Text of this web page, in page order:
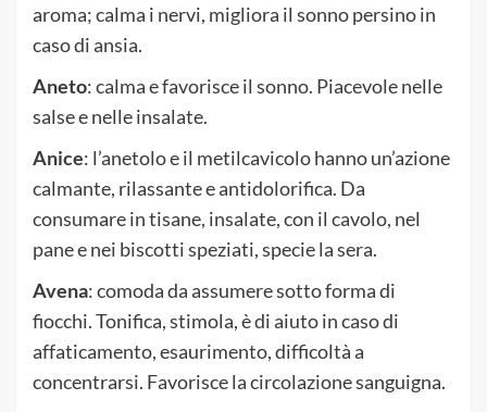
aroma; calma i nervi, migliora il sonno persino in
caso di ansia.
Aneto: calma e favorisce il sonno. Piacevole nelle
salse e nelle insalate.
Anice: l’anetolo e il metilcavicolo hanno un’azione
calmante, rilassante e antidolorifica. Da
consumare in tisane, insalate, con il cavolo, nel
pane e nei biscotti speziati, specie la sera.
Avena: comoda da assumere sotto forma di
fiocchi. Tonifica, stimola, è di aiuto in caso di
affaticamento, esaurimento, difficoltà a
concentrarsi. Favorisce la circolazione sanguigna.